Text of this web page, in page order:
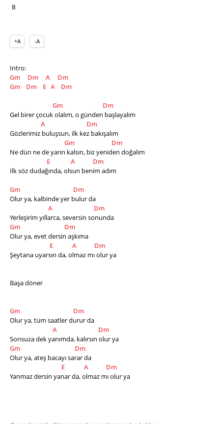
B
+A -A
Intro:
Gm
Dm A
Dm
Gm
Dm E A Dm
Gm
Dm
Gel birer çocuk olalım, o günden başlayalım
A
Dm
Gözlerimiz buluşsun, ilk kez bakışalım
Gm
Dm
Ne dün ne de yarın kalsın, biz yeniden doğalım
E
A
Dm
İlk söz dudağında, olsun benim adım
Gm
Dm
Olur ya, kalbinde yer bulur da
A
Dm
Yerleşirim yıllarca, seversin sonunda
Gm
Dm
Olur ya, evet dersin aşkıma
E
A
Dm
Şeytana uyarsın da, olmaz mı olur ya
Başa döner
Gm
Dm
Olur ya, tüm saatler durur da
A
Dm
Sonsuza dek yanımda, kalırsın olur ya
Gm
Dm
Olur ya, ateş bacayı sarar da
E
A
Dm
Yanmaz dersin yanar da, olmaz mı olur ya